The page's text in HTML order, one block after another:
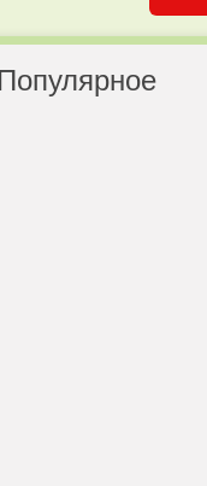
Популярное